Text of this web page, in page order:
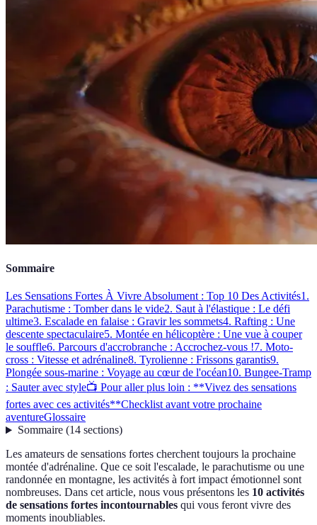
Sommaire
Les Sensations Fortes À Vivre Absolument : Top 10 Des Activités1.
Parachutisme : Tomber dans le vide2. Saut à l'élastique : Le défi
ultime3. Escalade en falaise : Gravir les sommets4. Rafting : Une
descente spectaculaire5. Montée en hélicoptère : Une vue à couper
le souffle6. Parcours d'accrobranche : Accrochez-vous !7. Moto-
cross : Vitesse et adrénaline8. Tyrolienne : Frissons garantis9.
Plongée sous-marine : Voyage au cœur de l'océan10. Bungee-Tramp
: Sauter avec style📺 Pour aller plus loin : **Vivez des sensations
fortes avec ces activités**Checklist avant votre prochaine
aventureGlossaire
Sommaire(14 sections)
Les amateurs de sensations fortes cherchent toujours la prochaine
montée d'adrénaline. Que ce soit l'escalade, le parachutisme ou une
randonnée en montagne, les activités à fort impact émotionnel sont
nombreuses. Dans cet article, nous vous présentons les 10 activités
de sensations fortes incontournables qui vous feront vivre des
moments inoubliables.